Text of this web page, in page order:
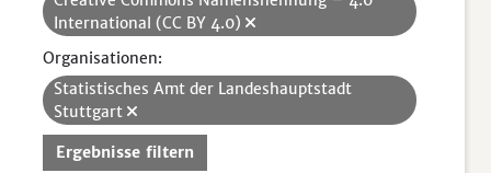
International (CC BY 4.0)
Organisationen:
Statistisches Amt der Landeshauptstadt
Stuttgart
Ergebnisse filtern